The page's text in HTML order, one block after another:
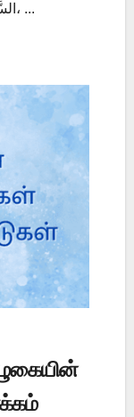
السَّلاَمُ عَلَيْكَ أَيُّهَا النَّبِيُّ وَرَحْمَةُ اللَّهِ وَبَرَكَاتُهُ، ...